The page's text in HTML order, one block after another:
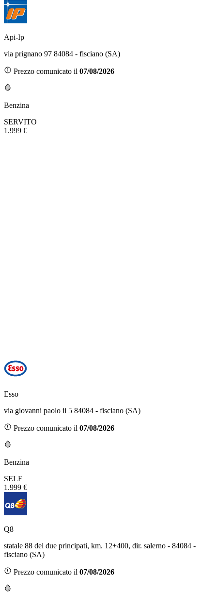
Api-Ip
via prignano 97 84084 - fisciano (SA)
Prezzo comunicato il 07/08/2026
Benzina
SERVITO
1.999 €
Esso
via giovanni paolo ii 5 84084 - fisciano (SA)
Prezzo comunicato il 07/08/2026
Benzina
SELF
1.999 €
Q8
statale 88 dei due principati, km. 12+400, dir. salerno - 84084 -
fisciano (SA)
Prezzo comunicato il 07/08/2026